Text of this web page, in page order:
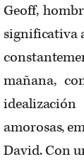
Geoff,
significativa
mañana,
amorosas,
David. Con